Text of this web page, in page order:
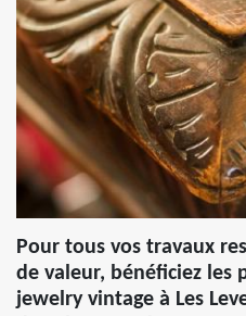
Pour tous vos travaux
de valeur, bénéficiez les
jewelry vintage à Les